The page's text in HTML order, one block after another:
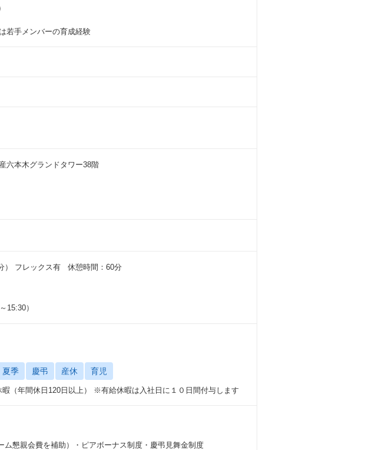
若手メンバーの育成経験
六本木グランドタワー38階
） フレックス有 休憩時間：60分
15:30）
夏季 慶弔 産休 育児
（年間休日120日以上） ※有給休暇は入社日に１０日間付与します
ム懇親会費を補助）・ピアボーナス制度・慶弔見舞金制度